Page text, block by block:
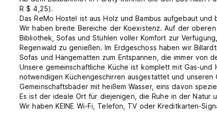
R $ 4,25).
Das ReMo Hostel ist aus Holz und Bambus aufgebaut
Wir haben breite Bereiche der Koexistenz. Auf der
Bibliothek, Sofas und Stühlen voller Komfort zur
Regenwald zu genießen. Im Erdgeschoss haben wir
Sofas und Hängematten zum Entspannen, die immer von
Unsere gemeinschaftliche Küche ist komplett mit Gas-
notwendigen Küchengeschirren ausgestattet und
Gemeinschaftsbäder mit heißem Wasser, eins davon
Es ist der ideale Ort für diejenigen, die Ruhe in der Natur
Wir haben KEINE Wi-Fi, Telefon, TV oder Kreditkarten-